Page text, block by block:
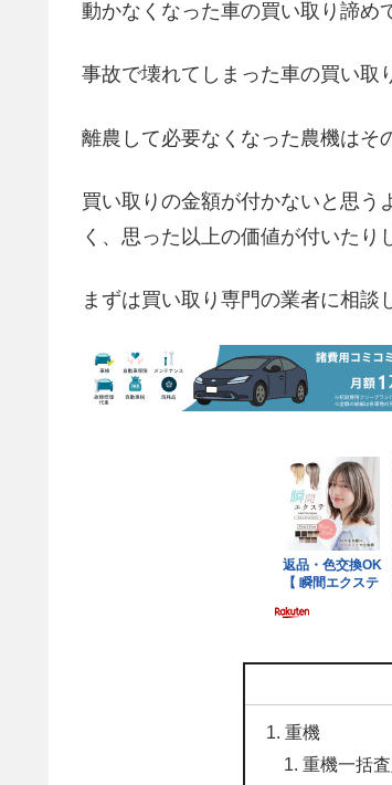
動かなくなった車の買い取り諦め
事故で壊れてしまった車の買い取
離農して必要なくなった農機はそ
買い取りの金額が付かないと思う
く、思った以上の価値が付いたり
まずは買い取り専門の業者に相談
重機
重機一括